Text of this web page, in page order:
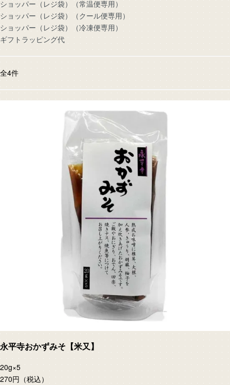
ショッパー（レジ袋）（常温便専用）
ショッパー（レジ袋）（クール便専用）
ショッパー（レジ袋）（冷凍便専用）
ギフトラッピング代
全4件
永平寺おかずみそ【米又】
20g×5
270円 （税込）